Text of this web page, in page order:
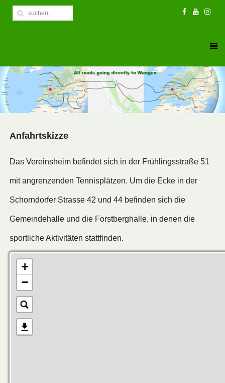
Anfahrtskizze
Das Vereinsheim befindet sich in der Frühlingsstraße 51
mit angrenzenden Tennisplätzen. Um die Ecke in der
Schorndorfer Strasse 42 und 44 befinden sich die
Gemeindehalle und die Forstberghalle, in denen die
sportliche Aktivitäten stattfinden.
+
−